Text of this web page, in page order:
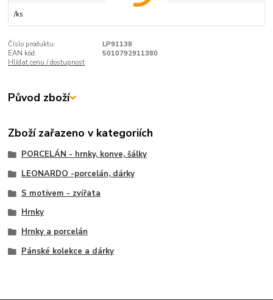
/ks
Číslo produktu:
LP91138
EAN kód:
5010792911380
Hlídat cenu / dostupnost
Původ zboží
Zboží zařazeno v kategoriích
PORCELÁN - hrnky, konve, šálky
LEONARDO -porcelán, dárky
S motivem - zvířata
Hrnky
Hrnky a porcelán
Pánské kolekce a dárky